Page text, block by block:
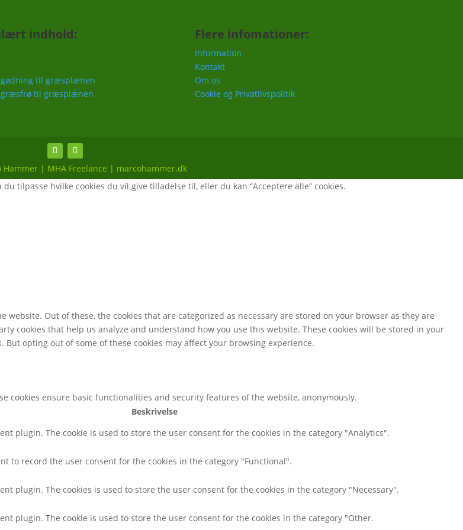
indhold:
gødning til græsplænen
græsfrø til græsplænen
Flere infomationer:
Information
Kontakt
Om os
Cookie og Privatlivspolitik
Hammer | MHA Freelance | marcohammer.dk
tilpasse hvilke cookies du vil give tilladelse til, eller du kan “Acceptere alle” cookies.
Out of these, the cookies that are categorized as necessary are stored on your browser as they are
cookies that help us analyze and understand how you use this website. These cookies will be stored in your
opting out of some of these cookies may affect your browsing experience.
cookies ensure basic functionalities and security features of the website, anonymously.
Beskrivelse
plugin. The cookie is used to store the user consent for the cookies in the category "Analytics".
to record the user consent for the cookies in the category "Functional".
plugin. The cookies is used to store the user consent for the cookies in the category "Necessary".
plugin. The cookie is used to store the user consent for the cookies in the category "Other.